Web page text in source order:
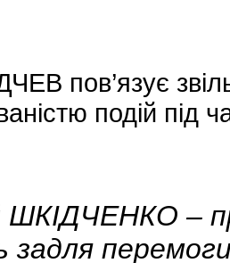
пов’язує
подій під
ШКІДЧЕНКО –
задля